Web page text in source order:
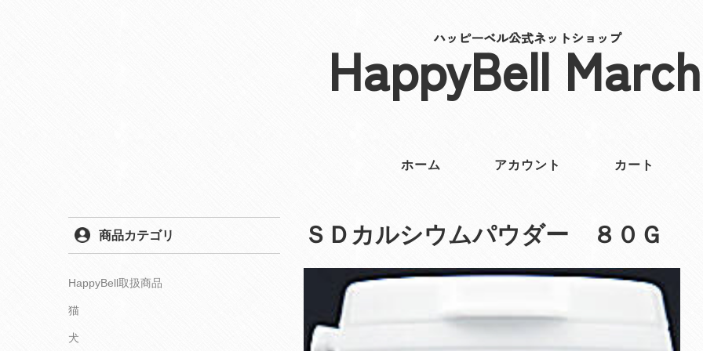
ハッピーベル公式ネットショップ
HappyBell
ホーム アカウント カート
ＳＤカルシウムパウダー ８０Ｇ
商品カテゴリ
HappyBell取扱商品
猫
犬